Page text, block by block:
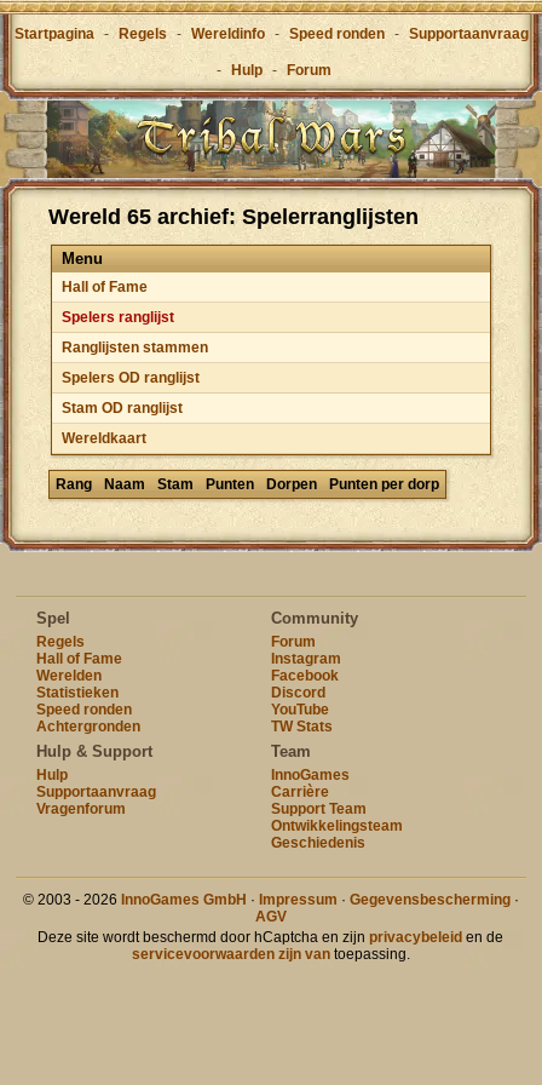
Startpagina - Regels - Wereldinfo - Speed ronden - Supportaanvraag
- Hulp - Forum
Wereld 65 archief: Spelerranglijsten
Menu
Hall of Fame
Spelers ranglijst
Ranglijsten stammen
Spelers OD ranglijst
Stam OD ranglijst
Wereldkaart
Rang Naam Stam Punten Dorpen Punten per dorp
Spel
Regels
Hall of Fame
Werelden
Statistieken
Speed ronden
Achtergronden
Community
Forum
Instagram
Facebook
Discord
YouTube
TW Stats
Hulp & Support
Hulp
Supportaanvraag
Vragenforum
Team
InnoGames
Carrière
Support Team
Ontwikkelingsteam
Geschiedenis
© 2003 - 2026 InnoGames GmbH · Impressum · Gegevensbescherming·
AGV
Deze site wordt beschermd door hCaptcha en zijnprivacybeleid en de
servicevoorwaarden zijn vantoepassing.